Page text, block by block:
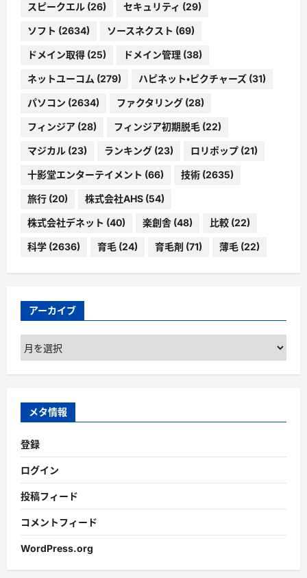
スピークエル (26) セキュリティ (29)
ソフト (2634) ソースネクスト (69)
ドメイン取得 (25) ドメイン管理 (38)
ネットユーコム (279) ハピネット・ピクチャーズ (31)
パソコン (2634) ファクタリング (28)
フィンジア (28) フィンジア初期脱毛 (22)
マジカル (23) ランキング (23) ロリポップ (21)
十影堂エンターテイメント (66) 技術 (2635)
旅行 (20) 株式会社AHS (54)
株式会社デネット (40) 楽創舎 (48) 比較 (22)
科学 (2636) 育毛 (24) 育毛剤 (71) 薄毛 (22)
アーカイブ
ア
ー
カ
ブ
メタ情報
登録
ログイン
投稿フィード
コメントフィード
WordPress.org